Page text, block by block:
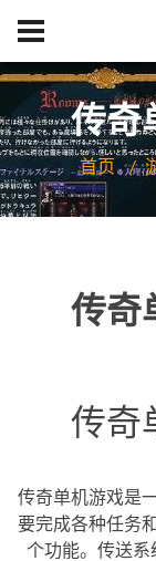
传奇
首页
传奇
传奇
传奇单机游戏是
要完成各种任务
个功能。传送